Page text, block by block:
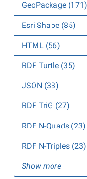
GeoPackage (171)
Esri Shape (85)
HTML (56)
RDF Turtle (35)
JSON (33)
RDF TriG (27)
RDF N-Quads (23)
RDF N-Triples (23)
Show more